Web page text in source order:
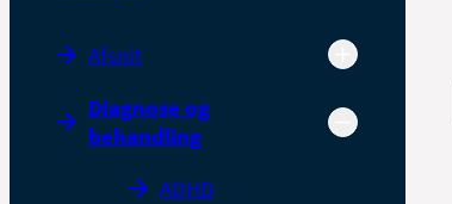
Afsnit
Diagnose og
behandling
ADHD